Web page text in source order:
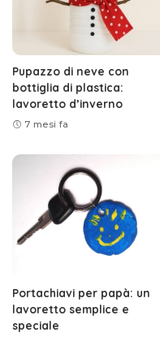
Pupazzo di neve con
bottiglia di plastica:
lavoretto d’inverno
7 mesi fa
Portachiavi per papà: un
lavoretto semplice e
speciale